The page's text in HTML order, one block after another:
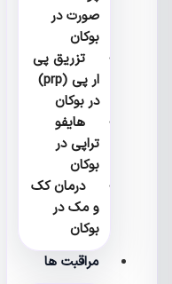
صورت در
بوکان
تزریق پی
ار پی (prp)
در بوکان
هایفو
تراپی در
بوکان
درمان کک
و مک در
بوکان
مراقبت ها